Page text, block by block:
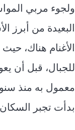
ولجوء مربي
البعيدة من أبرز
الأغنام هناك،
للجبال، قبل أن
معمول به منذ
بدأت تجبر